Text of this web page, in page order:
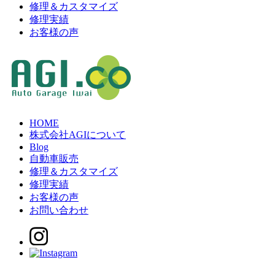
修理＆カスタマイズ
修理実績
お客様の声
HOME
株式会社AGIについて
Blog
自動車販売
修理＆カスタマイズ
修理実績
お客様の声
お問い合わせ